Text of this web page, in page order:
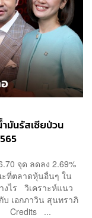
มันรัสเซียป่วน
จุด ลดลง 2.69%
ที่ตลาดหุ้นอื่นๆ ใน
งไร วิเคราะห์แนว
เอกภาวิน สุนทราภิ
Credits ...